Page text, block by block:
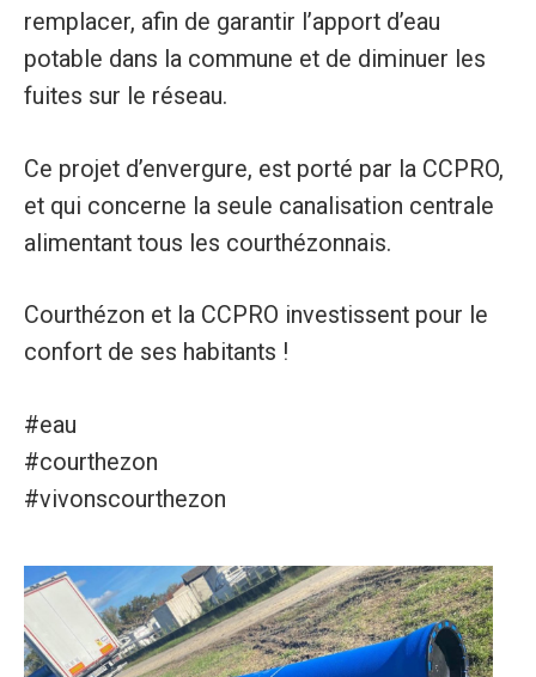
remplacer, afin de garantir l’apport d’eau
potable dans la commune et de diminuer les
fuites sur le réseau.
Ce projet d’envergure, est porté par la CCPRO,
et qui concerne la seule canalisation centrale
alimentant tous les courthézonnais.
Courthézon et la CCPRO investissent pour le
confort de ses habitants !
#eau
#courthezon
#vivonscourthezon